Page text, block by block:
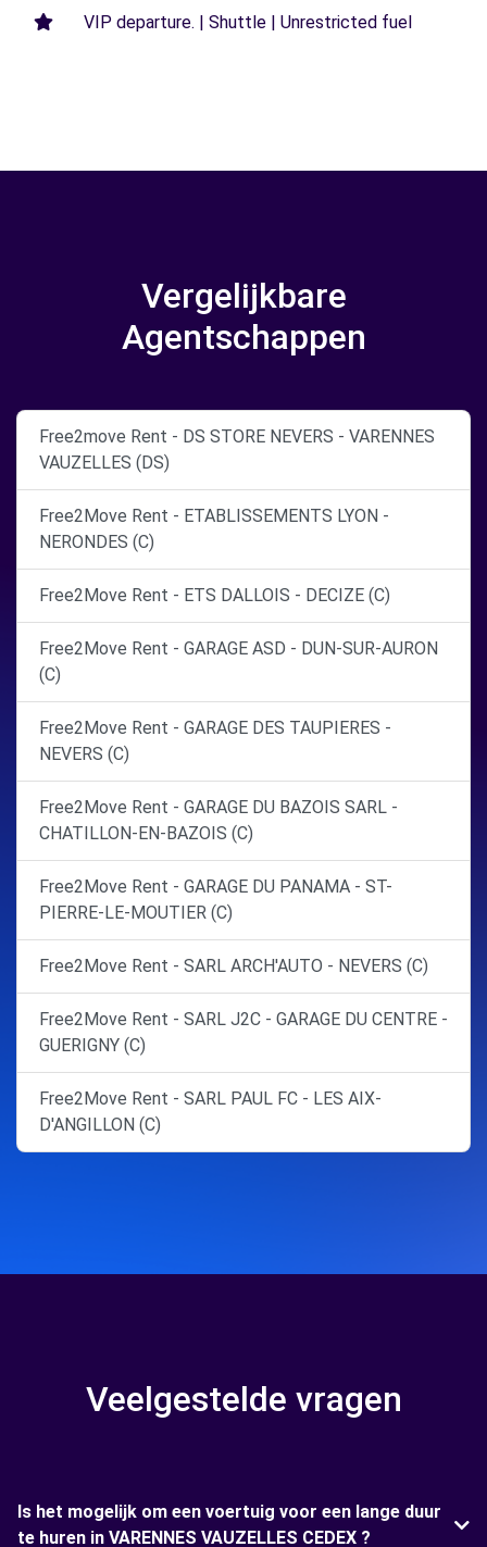
VIP departure. | Shuttle | Unrestricted fuel
Vergelijkbare
Agentschappen
Free2move Rent - DS STORE NEVERS - VARENNES
VAUZELLES (DS)
Free2Move Rent - ETABLISSEMENTS LYON -
NERONDES (C)
Free2Move Rent - ETS DALLOIS - DECIZE (C)
Free2Move Rent - GARAGE ASD - DUN-SUR-AURON
(C)
Free2Move Rent - GARAGE DES TAUPIERES -
NEVERS (C)
Free2Move Rent - GARAGE DU BAZOIS SARL -
CHATILLON-EN-BAZOIS (C)
Free2Move Rent - GARAGE DU PANAMA - ST-
PIERRE-LE-MOUTIER (C)
Free2Move Rent - SARL ARCH'AUTO - NEVERS (C)
Free2Move Rent - SARL J2C - GARAGE DU CENTRE -
GUERIGNY (C)
Free2Move Rent - SARL PAUL FC - LES AIX-
D'ANGILLON (C)
Veelgestelde vragen
Is het mogelijk om een voertuig voor een lange duur
te huren in VARENNES VAUZELLES CEDEX ?